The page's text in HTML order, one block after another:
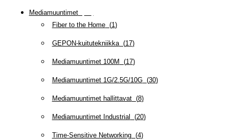
Mediamuuntimet(
Fiber to the Home(1)
GEPON-kuitutekniikka(17)
Mediamuuntimet 100M (17)
Mediamuuntimet 1G/2.5G/10G(30)
Mediamuuntimet hallittavat(8)
Mediamuuntimet Industrial (20)
Time-Sensitive Networking(4)